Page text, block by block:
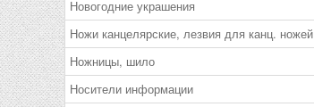
Новогодние украшения
Ножи канцелярские, лезвия для канц. ножей
Ножницы, шило
Носители информации